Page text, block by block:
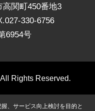
高関町450番地3
027-330-6756
6954号
Rights Reserved.
、サービス向上検討を目的と